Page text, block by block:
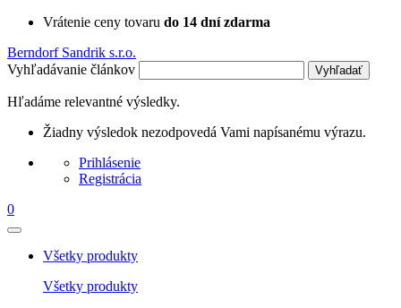
Vrátenie ceny tovaru do 14 dní zdarma
Berndorf Sandrik s.r.o.
Vyhľadávanie článkov
Vyhľadať
Hľadáme relevantné výsledky.
Žiadny výsledok nezodpovedá Vami napísanému výrazu.
Prihlásenie
Registrácia
0
Všetky produkty
Všetky produkty